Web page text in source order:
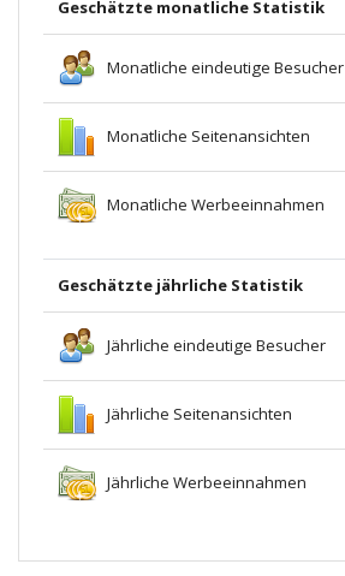
Geschätzte monatliche Statistik
Monatliche eindeutige Besucher
Monatliche Seitenansichten
Monatliche Werbeeinnahmen
Geschätzte jährliche Statistik
Jährliche eindeutige Besucher
Jährliche Seitenansichten
Jährliche Werbeeinnahmen